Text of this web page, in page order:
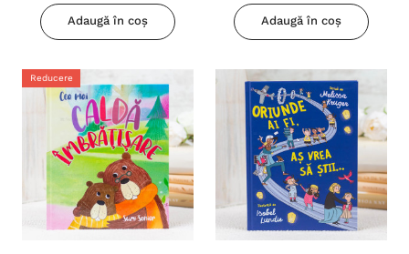
Adaugă în coș Adaugă în coș
Reducere